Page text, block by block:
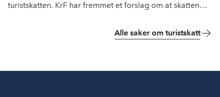
turistskatten. KrF har fremmet et forslag om at skatten
Alle saker om turistskatt